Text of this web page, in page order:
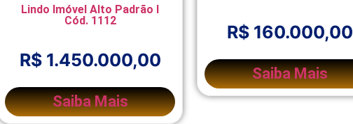
Lindo Imóvel Alto Padrão l
Cód. 1112
R$ 1.450.000,00
Saiba Mais
R$ 160.000,00
Saiba Mais